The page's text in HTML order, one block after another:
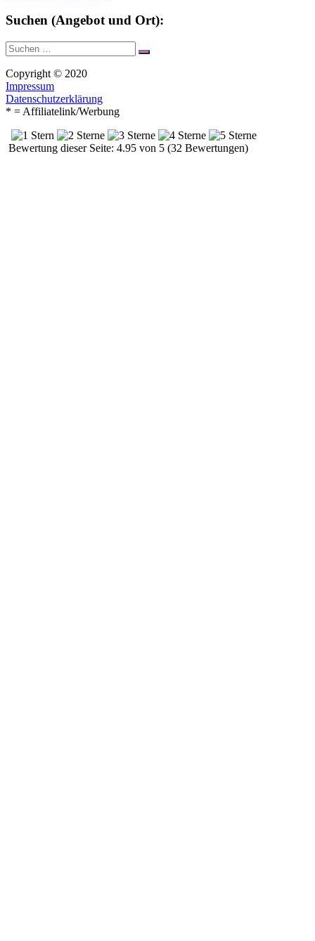
Suchen (Angebot und Ort):
Suche
nach:
Suchen
Copyright © 2020
Impressum
Datenschutzerklärung
* = Affiliatelink/Werbung
Bewertung dieser Seite: 4.95 von 5 (32 Bewertungen)